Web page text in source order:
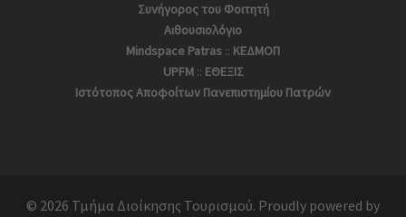
Συνήγορος του Φοιτητή
Αιθουσιολόγιο
Mindspace Patras :: ΚΕΔΜΟΠ
UPFM:: ΕΘΕΞΙΣ
Ιστότοπος Αποφoίτων Πανεπιστημίου Πατρών
© 2026 Τμήμα Διοίκησης Τουρισμού. Proudly powered by